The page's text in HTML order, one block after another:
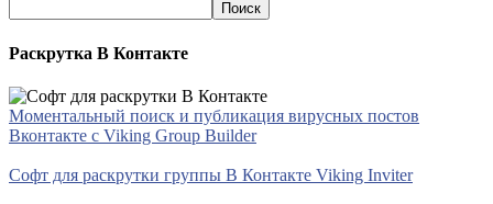
Раскрутка В Контакте
Моментальный поиск и публикация вирусных постов
Вконтакте с Viking Group Builder
Софт для раскрутки группы В Контакте Viking Inviter